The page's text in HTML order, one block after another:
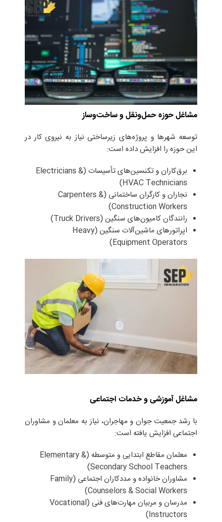
مشاغل حوزه حمل‌ونقل و ساخت‌وساز
توسعه شهرها و پروژه‌های زیرساختی نیاز به نیروی کار در
این حوزه را افزایش داده است:
برق‌کاران و تکنسین‌های تأسیسات (Electricians &
HVAC Technicians)
نجاران و کارگران ساختمانی (Carpenters &
Construction Workers)
رانندگان کامیون‌های سنگین (Truck Drivers)
اپراتورهای ماشین‌آلات سنگین (Heavy
Equipment Operators)
مشاغل آموزشی و خدمات اجتماعی
با رشد جمعیت جوان و مهاجران، نیاز به معلمان و مشاوران
اجتماعی افزایش یافته است:
معلمان مقاطع ابتدایی و متوسطه (Elementary &
Secondary School Teachers)
مشاوران خانواده و مددکاران اجتماعی (Family
Counselors & Social Workers)
مدرسان و مربیان مهارت‌های فنی (Vocational
Instructors)